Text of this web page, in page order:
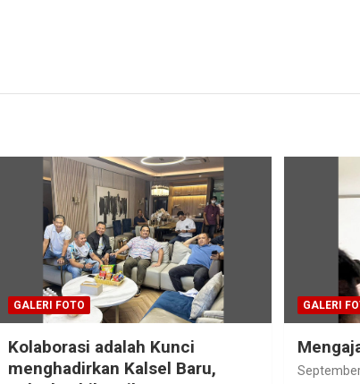
GALERI FOTO
Kolaborasi adalah Kunci
menghadirkan Kalsel Baru,
GALERI